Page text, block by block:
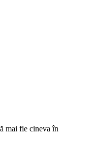
mai fie cineva în